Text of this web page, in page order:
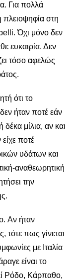
Για πολλά
πλειοψηφία στη
Όχι μόνο δεν
ευκαιρία. Δεν
τόσο αφελώς
ότι το
ήταν ποτέ εάν
δέκα μίλια, αν και
ποτέ
υδάτων και
αναθεωρητική
την
Αν ήταν
τότε πως γίνεται
με Ιταλία
είναι το
Ρόδο, Κάρπαθο,